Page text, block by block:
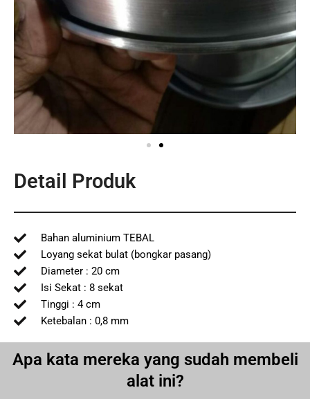
Detail Produk
Bahan aluminium TEBAL
Loyang sekat bulat (bongkar pasang)
Diameter : 20 cm
Isi Sekat : 8 sekat
Tinggi : 4 cm
Ketebalan : 0,8 mm
Apa kata mereka yang sudah membeli
alat ini?